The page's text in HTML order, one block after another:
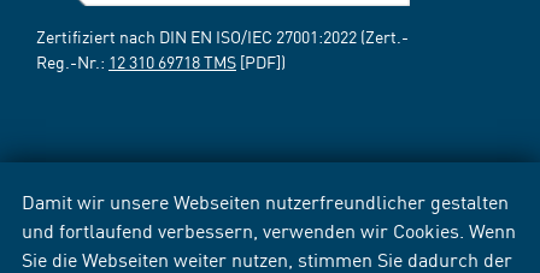
Damit wir unsere Webseiten nutzerfreundlicher gestalten
und fortlaufend verbessern, verwenden wir Cookies. Wenn
Sie die Webseiten weiter nutzen, stimmen Sie dadurch der
Zertifiziert nach DIN EN ISO/IEC 27001:2022 (Zert.-
Reg.-Nr.: 12 310 69718 TMS [PDF])